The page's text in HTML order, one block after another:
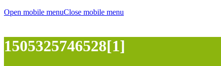
Open mobile menuClose mobile menu
1505325746528[1]